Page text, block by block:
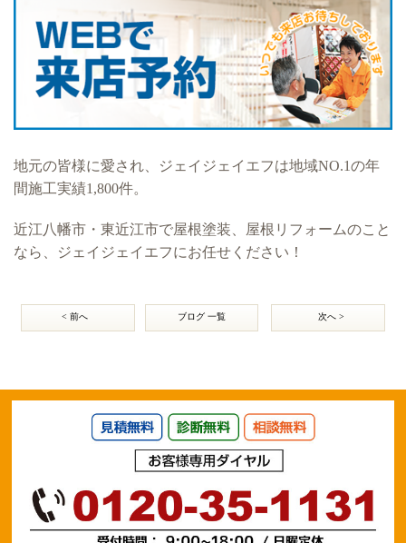
地元の皆様に愛され、ジェイジェイエフは地域NO.1の年
間施工実績1,800件。
近江八幡市・東近江市で屋根塗装、屋根リフォームのこと
なら、ジェイジェイエフにお任せください！
< 前へ ブログ 一覧 次へ >